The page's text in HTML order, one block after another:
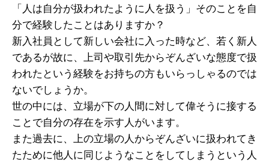
「人は自分が扱われたように人を扱う」そのことを自
分で経験したことはありますか？
新入社員として新しい会社に入った時など、若く新人
であるが故に、上司や取引先からぞんざいな態度で扱
われたという経験をお持ちの方もいらっしゃるのでは
ないでしょうか。
世の中には、立場が下の人間に対して偉そうに接する
ことで自分の存在を示す人がいます。
また過去に、上の立場の人からぞんざいに扱われてき
たために他人に同じようなことをしてしまうという人